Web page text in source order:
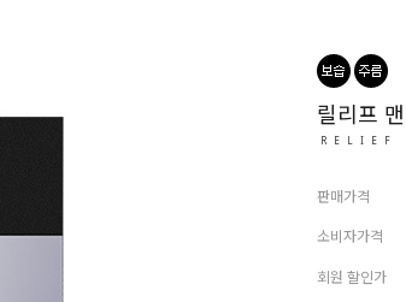
릴리프
RELIEF
판매가격
소비자가격
회원 할인가